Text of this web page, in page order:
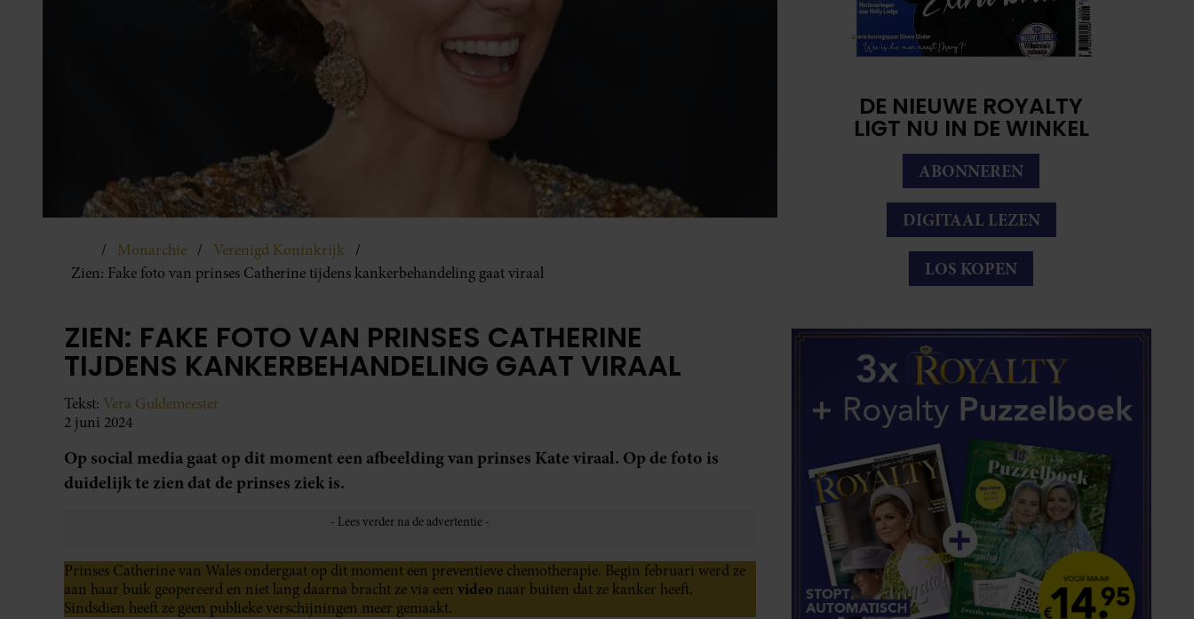
Monarchie
Verenigd Koninkrijk
Zien: Fake foto van prinses Catherine tijdens kankerbehandeling gaat viraal
ZIEN: FAKE FOTO VAN PRINSES CATHERINE
TIJDENS KANKERBEHANDELING GAAT VIRAAL
Tekst: Vera Guldemeester
2 juni 2024
Op social media gaat op dit moment een afbeelding van prinses Kate viraal. Op de foto is
duidelijk te zien dat de prinses ziek is.
Prinses Catherine van Wales ondergaat op dit moment een preventieve chemotherapie. Begin februari werd ze
aan haar buik geopereerd en niet lang daarna bracht ze via een video naar buiten dat ze kanker heeft.
Sindsdien heeft ze geen publieke verschijningen meer gemaakt.
DE NIEUWE ROYALTY
LIGT NU IN DE WINKEL
ABONNEREN
DIGITAAL LEZEN
LOS KOPEN